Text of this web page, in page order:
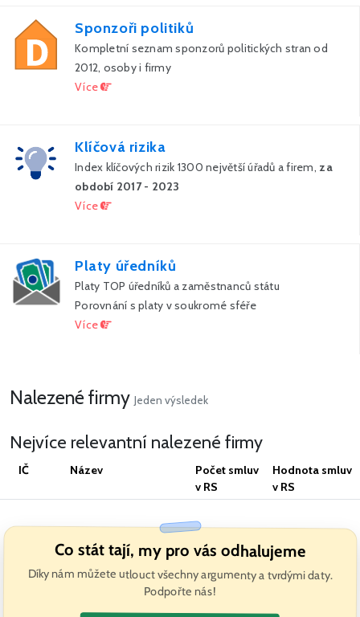
Sponzoři politiků
Kompletní seznam sponzorů politických stran od
2012, osoby i firmy
Více
Klíčová rizika
Index klíčových rizik 1300 největší úřadů a firem, za
období 2017 - 2023
Více
Platy úředníků
Platy TOP úředníků a zaměstnanců státu
Porovnání s platy v soukromé sféře
Více
Nalezené firmy Jeden výsledek
Nejvíce relevantní nalezené firmy
IČ Název
Počet smluv
v RS
Hodnota smluv
v RS
Co stát tají, my pro vás odhalujeme
Díky nám můžete utlouct všechny argumenty a tvrdými daty.
Podpořte nás!